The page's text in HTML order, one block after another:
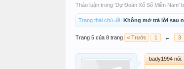
Thảo luận trong 'Dự Đoán Xổ Số Miền Nam'
Trạng thái chủ đề: Không mở trả lời sau
Trang 5 của 8 trang < Trước 1 ← 3
bady1994 nói: